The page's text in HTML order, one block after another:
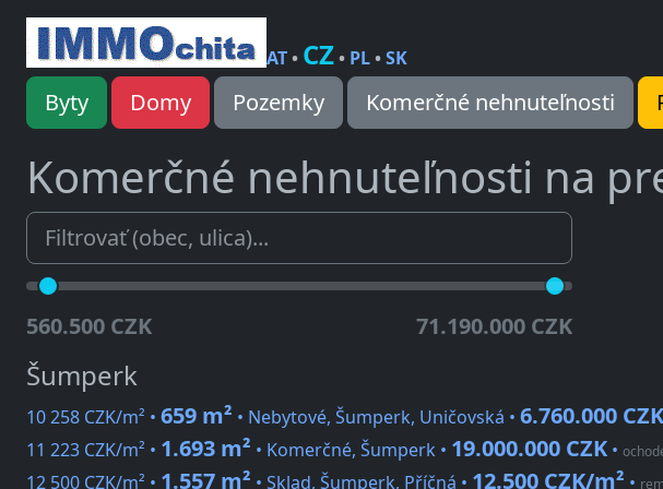
AT• CZ• PL•SK
Byty Domy Pozemky Komerčné nehnuteľnosti
Komerčné nehnuteľnosti na
560.500 CZK 71.190.000 CZK
Šumperk
10 258 CZK/m² • 659 m² • Nebytové, Šumperk, Uničovská • 6.760.000 CZK
11 223 CZK/m² • 1.693 m² • Komerčné, Šumperk • 19.000.000 CZK •
12 500 CZK/m² • 1.557 m² • Sklad, Šumperk, Příčná • 12.500 CZK/m² •